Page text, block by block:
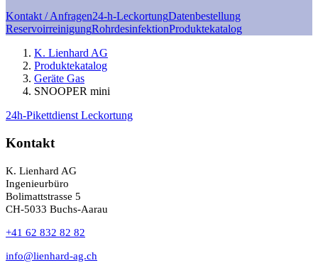
Kontakt / Anfragen24-h-LeckortungDatenbestellung
ReservoirreinigungRohrdesinfektionProduktekatalog
K. Lienhard AG
Produktekatalog
Geräte Gas
SNOOPER mini
24h-Pikettdienst Leckortung
Kontakt
K. Lienhard AG
Ingenieurbüro
Bolimattstrasse 5
CH-5033 Buchs-Aarau
+41 62 832 82 82
info@lienhard-ag.ch